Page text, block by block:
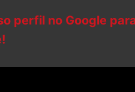
perfil no Google